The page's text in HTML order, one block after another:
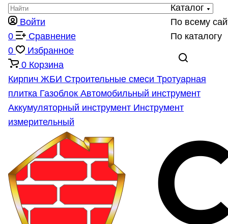
Каталог
По всему
По каталогу
Войти
0
Сравнение
0
Избранное
0 Корзина
Кирпич ЖБИ Строительные смеси Тротуарная
плитка Газоблок Автомобильный инструмент
Аккумуляторный инструмент Инструмент
измерительный